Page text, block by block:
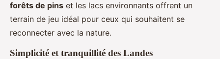
forêts de pins et les lacs environnants offrent un
terrain de jeu idéal pour ceux qui souhaitent se
reconnecter avec la nature.
Simplicité et tranquillité des Landes